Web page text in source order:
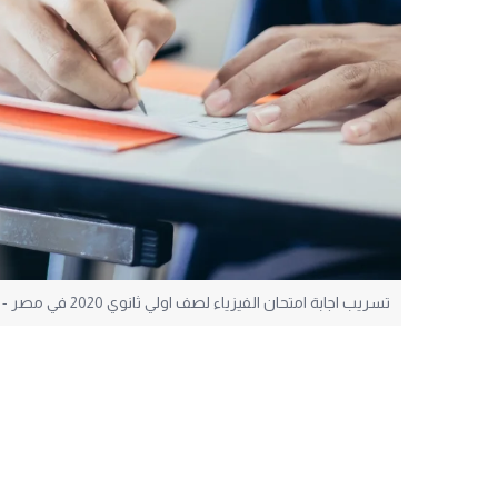
تسريب اجابة امتحان الفيزياء لصف اولي ثانوي 2020 في مصر - اجابات